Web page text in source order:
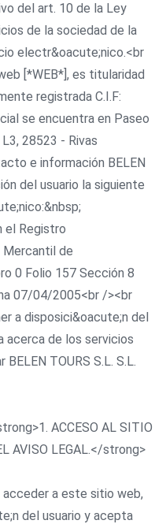
del art. 10 de la Ley
de la sociedad de la
electr&oacute;nico.<br
[*WEB*], es titularidad
registrada C.I.F:
se encuentra en Paseo
28523 - Rivas
e información BELEN
del usuario la siguiente
el Registro
de
0 Folio 157 Sección 8
07/04/2005<br /><br
a disposici&oacute;n del
acerca de los servicios
TOURS S.L. S.L.
ACCESO AL SITIO
AVISO LEGAL.</strong>
a este sitio web,
del usuario y acepta